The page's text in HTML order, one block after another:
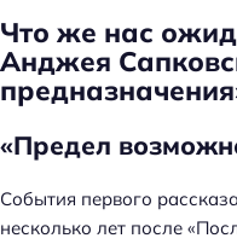
Что же нас
Анджея
«Предел
События первого
несколько лет после